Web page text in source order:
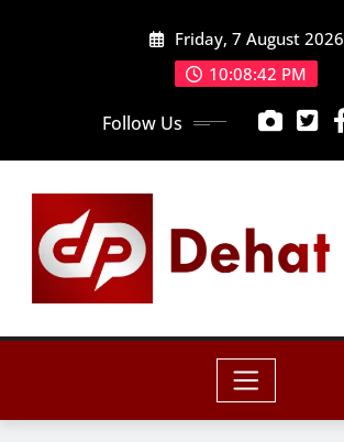
Friday, 7 August 2026
10:08:44 PM
Follow Us